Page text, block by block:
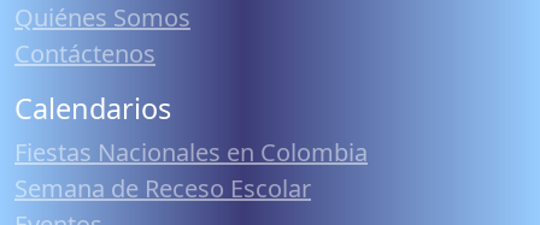
Quiénes Somos
Contáctenos
Calendarios
Fiestas Nacionales en Colombia
Semana de Receso Escolar